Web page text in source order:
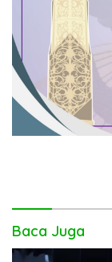
Baca Juga